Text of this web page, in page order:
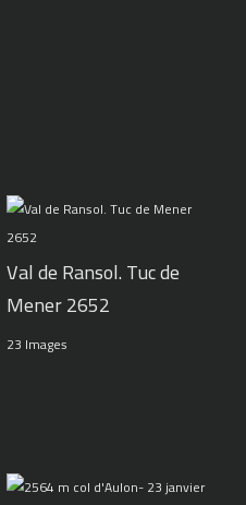
Val de Ransol. Tuc de
Mener 2652
23 Images